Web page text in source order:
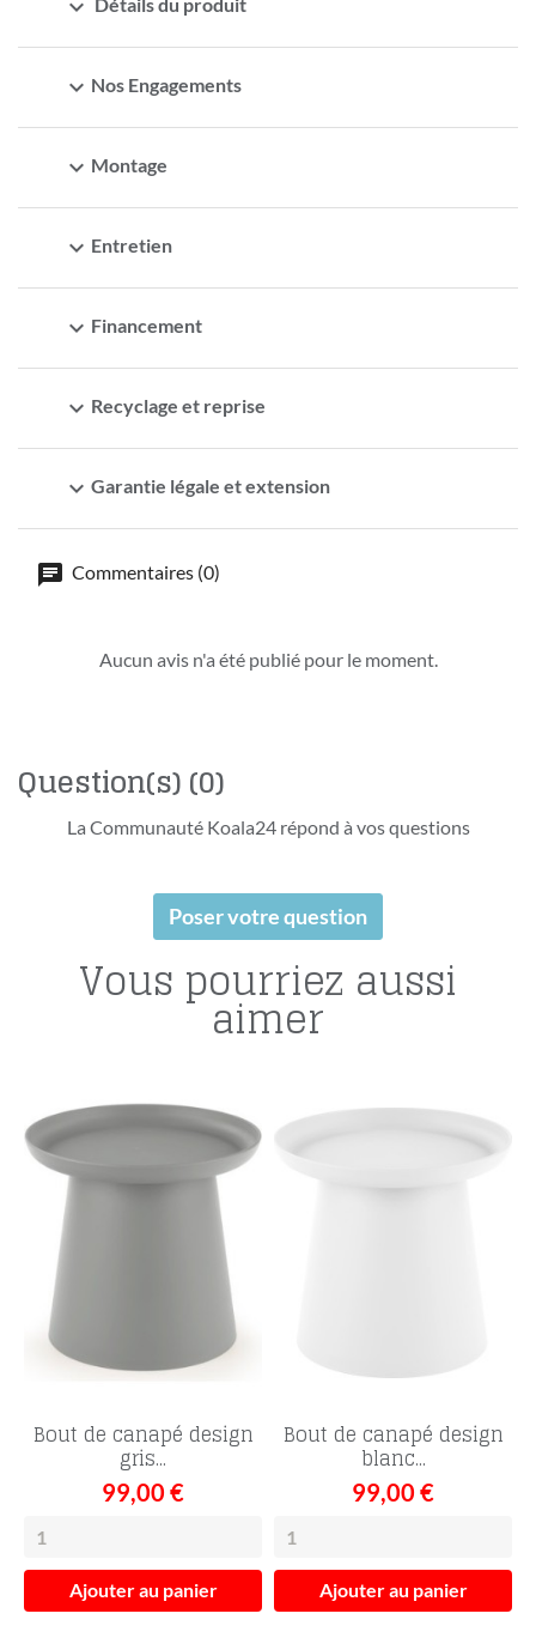
expand_more Détails du produit
expand_more Nos Engagements
expand_more Montage
expand_more Entretien
expand_more Financement
expand_more Recyclage et reprise
expand_more Garantie légale et extension
Commentaires (0)
Aucun avis n'a été publié pour le moment.
Question(s)(0)
La Communauté Koala24 répond à vos questions
Poser votre question
Vous pourriez aussi
aimer
Bout de canapé design
gris...
99,00 €
Ajouter au panier
Bout de canapé design
blanc...
99,00 €
Ajouter au panier